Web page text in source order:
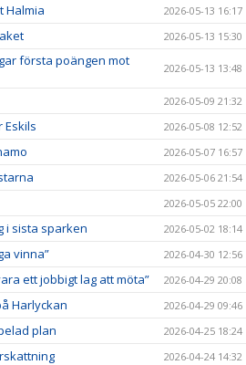
Halmia 2026-05-13 16:17
2026-05-13 15:30
första poängen mot
2026-05-13 13:48
2026-05-09 21:32
2026-05-08 12:52
2026-05-07 16:57
2026-05-06 21:54
2026-05-05 22:00
i sista sparken 2026-05-02 18:14
vinna” 2026-04-30 12:56
ett jobbigt lag att möta” 2026-04-29 20:08
Harlyckan 2026-04-29 09:46
plan 2026-04-25 18:24
2026-04-24 14:32